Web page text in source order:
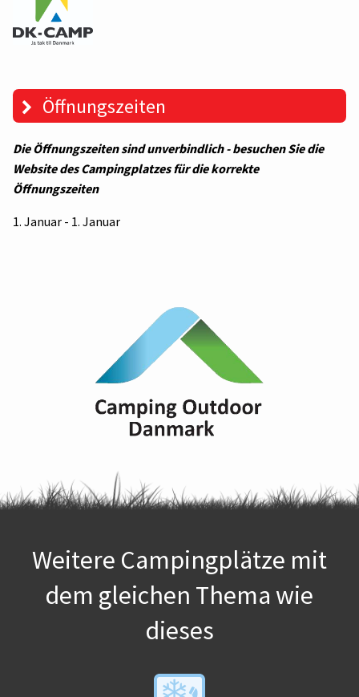
Öffnungszeiten
Die Öffnungszeiten sind unverbindlich - besuchen Sie die
Website des Campingplatzes für die korrekte
Öffnungszeiten
1. Januar - 1. Januar
Weitere Campingplätze mit
dem gleichen Thema wie
dieses